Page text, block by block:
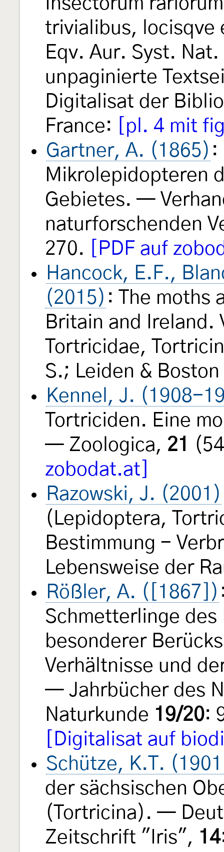
Insectorum
trivialibus, locisqve
Eqv. Aur. Syst.
unpaginierte
Digitalisat der
France:
[pl. 4 mit
Gartner, A. (1865) :
Mikrolepidopteren
Gebietes. —
naturforschenden
270.
[PDF auf
Hancock, E.F.,
(2015) : The moths
Britain and Ireland.
Tortricidae,
S.; Leiden &
Kennel, J. (1908-
Tortriciden. Eine
— Zoologica, 21
zobodat.at]
Razowski, J. (2001)
(Lepidoptera,
Bestimmung -
Lebensweise der
Rößler, A. ([1867])
Schmetterlinge des
besonderer
Verhältnisse und
— Jahrbücher des
Naturkunde 19/20:
[Digitalisat auf
Schütze, K.T.
der sächsischen
(Tortricina). —
Zeitschrift "Iris", 14